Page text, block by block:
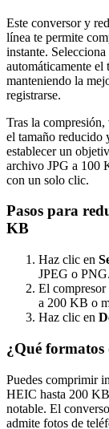
Este conversor y
línea te permite
instante.
automáticamente
manteniendo la
registrarse.
Tras la
el tamaño reducido
establecer un
archivo JPG a 100
con un solo clic.
Pasos para
KB
Haz clic en
JPEG o PNG.
El compresor
a 200 KB o
Haz clic en
¿Qué formatos
Puedes comprimir
HEIC hasta 200
notable. El
admite fotos de